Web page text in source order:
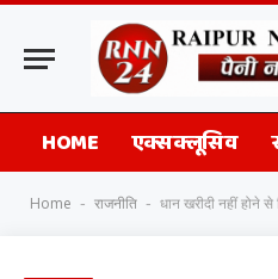
HOME एक्सक्लूसिव
Home - राजनीति - धान खरीदी नहीं होने से